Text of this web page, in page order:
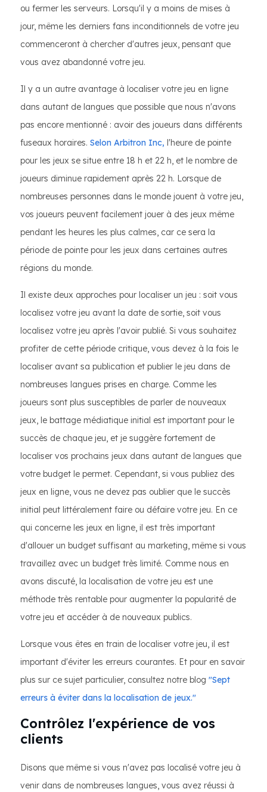
ou fermer les serveurs. Lorsqu'il y a moins de mises à
jour, même les derniers fans inconditionnels de votre jeu
commenceront à chercher d'autres jeux, pensant que
vous avez abandonné votre jeu.
Il y a un autre avantage à localiser votre jeu en ligne
dans autant de langues que possible que nous n'avons
pas encore mentionné : avoir des joueurs dans différents
fuseaux horaires. Selon Arbitron Inc, l'heure de pointe
pour les jeux se situe entre 18 h et 22 h, et le nombre de
joueurs diminue rapidement après 22 h. Lorsque de
nombreuses personnes dans le monde jouent à votre jeu,
vos joueurs peuvent facilement jouer à des jeux même
pendant les heures les plus calmes, car ce sera la
période de pointe pour les jeux dans certaines autres
régions du monde.
Il existe deux approches pour localiser un jeu : soit vous
localisez votre jeu avant la date de sortie, soit vous
localisez votre jeu après l'avoir publié. Si vous souhaitez
profiter de cette période critique, vous devez à la fois le
localiser avant sa publication et publier le jeu dans de
nombreuses langues prises en charge. Comme les
joueurs sont plus susceptibles de parler de nouveaux
jeux, le battage médiatique initial est important pour le
succès de chaque jeu, et je suggère fortement de
localiser vos prochains jeux dans autant de langues que
votre budget le permet. Cependant, si vous publiez des
jeux en ligne, vous ne devez pas oublier que le succès
initial peut littéralement faire ou défaire votre jeu. En ce
qui concerne les jeux en ligne, il est très important
d'allouer un budget suffisant au marketing, même si vous
travaillez avec un budget très limité. Comme nous en
avons discuté, la localisation de votre jeu est une
méthode très rentable pour augmenter la popularité de
votre jeu et accéder à de nouveaux publics.
Lorsque vous êtes en train de localiser votre jeu, il est
important d'éviter les erreurs courantes. Et pour en savoir
plus sur ce sujet particulier, consultez notre blog "Sept
erreurs à éviter dans la localisation de jeux."
Contrôlez l'expérience de vos
clients
Disons que même si vous n'avez pas localisé votre jeu à
venir dans de nombreuses langues, vous avez réussi à